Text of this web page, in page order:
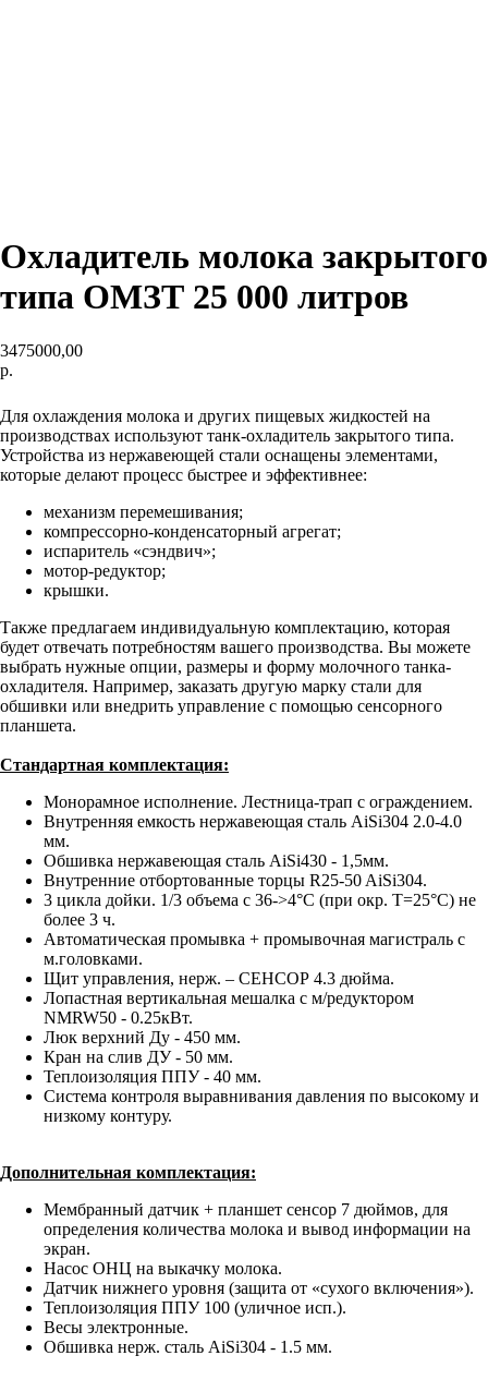
Охладитель молока закрытого
типа ОМЗТ 25 000 литров
3475000,00
р.
Для охлаждения молока и других пищевых жидкостей на
производствах используют танк-охладитель закрытого типа.
Устройства из нержавеющей стали оснащены элементами,
которые делают процесс быстрее и эффективнее:
механизм перемешивания;
компрессорно-конденсаторный агрегат;
испаритель «сэндвич»;
мотор-редуктор;
крышки.
Также предлагаем индивидуальную комплектацию, которая
будет отвечать потребностям вашего производства. Вы можете
выбрать нужные опции, размеры и форму молочного танка-
охладителя. Например, заказать другую марку стали для
обшивки или внедрить управление с помощью сенсорного
планшета.
Стандартная комплектация:
Монорамное исполнение. Лестница-трап с ограждением.
Внутренняя емкость нержавеющая сталь AiSi304 2.0-4.0
мм.
Обшивка нержавеющая сталь AiSi430 - 1,5мм.
Внутренние отбортованные торцы R25-50 AiSi304.
3 цикла дойки. 1/3 объема с 36->4°С (при окр. Т=25°С) не
более 3 ч.
Автоматическая промывка + промывочная магистраль с
м.головками.
Щит управления, нерж. – СЕНСОР 4.3 дюйма.
Лопастная вертикальная мешалка с м/редуктором
NMRW50 - 0.25кВт.
Люк верхний Ду - 450 мм.
Кран на слив ДУ - 50 мм.
Теплоизоляция ППУ - 40 мм.
Система контроля выравнивания давления по высокому и
низкому контуру.
Дополнительная комплектация:
Мембранный датчик + планшет сенсор 7 дюймов, для
определения количества молока и вывод информации на
экран.
Насос ОНЦ на выкачку молока.
Датчик нижнего уровня (защита от «сухого включения»).
Теплоизоляция ППУ 100 (уличное исп.).
Весы электронные.
Обшивка нерж. сталь AiSi304 - 1.5 мм.